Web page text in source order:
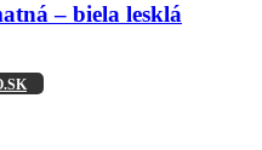
– biela lesklá